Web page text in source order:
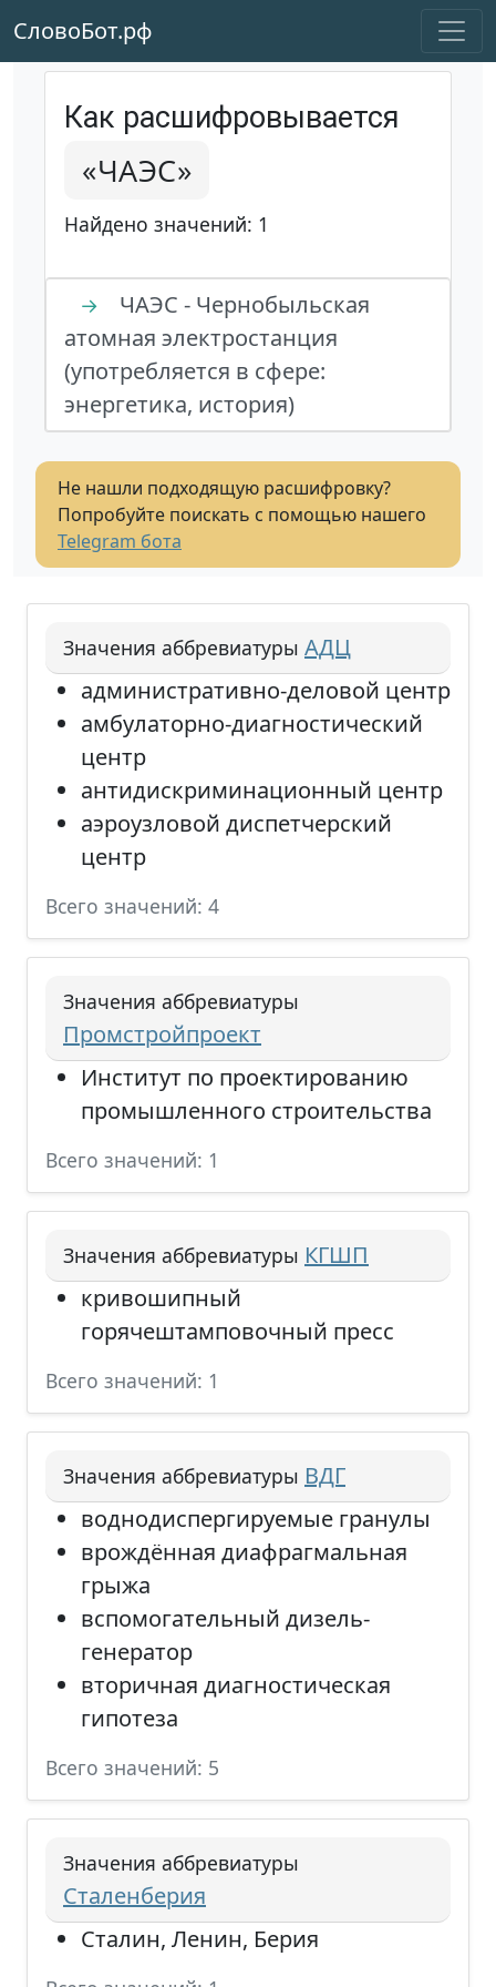
СловоБот.рф
Как расшифровывается
«ЧАЭС»
Найдено значений: 1
→
ЧАЭС - Чернобыльская
атомная электростанция
(употребляется в сфере:
энергетика, история)
Не нашли подходящую расшифровку?
Попробуйте поискать с помощью нашего
Telegram бота
Значения аббревиатуры АДЦ
административно-деловой центр
амбулаторно-диагностический
центр
антидискриминационный центр
аэроузловой диспетчерский
центр
Всего значений: 4
Значения аббревиатуры
Промстройпроект
Институт по проектированию
промышленного строительства
Всего значений: 1
Значения аббревиатуры КГШП
кривошипный
горячештамповочный пресс
Всего значений: 1
Значения аббревиатуры ВДГ
воднодиспергируемые гранулы
врождённая диафрагмальная
грыжа
вспомогательный дизель-
генератор
вторичная диагностическая
гипотеза
Всего значений: 5
Значения аббревиатуры
Сталенберия
Сталин, Ленин, Берия